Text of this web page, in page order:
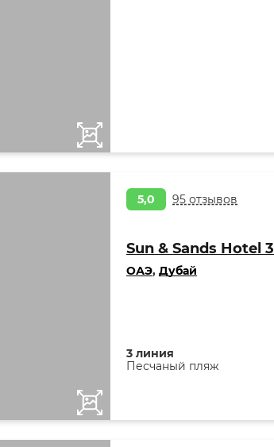
5,0 95 отзывов
Sun & Sands Hotel
ОАЭ, Дубай
3 линия
Песчаный пляж